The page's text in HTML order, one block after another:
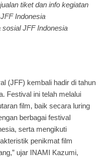
tiket dan info kegiatan
Indonesia
sosial JFF Indonesia
(JFF) kembali hadir di tahun
Festival ini telah melalui
film, baik secara luring
berbagai festival
serta mengikuti
penikmat film
ujar INAMI Kazumi,